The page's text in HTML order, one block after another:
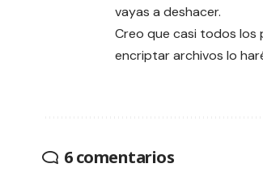
vayas a deshacer.
Creo que casi todos los
encriptar archivos lo
6 comentarios